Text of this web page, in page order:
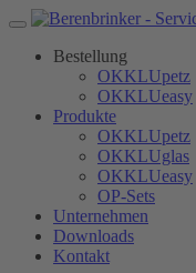
Bestellung
OKKLUpetz
OKKLUeasy
Produkte
OKKLUpetz
OKKLUglas
OKKLUeasy
OP-Sets
Unternehmen
Downloads
Kontakt